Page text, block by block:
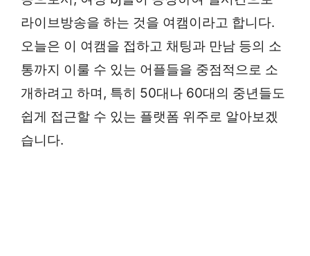
라이브방송을 하는 것을 여캠이라고 합니다.
오늘은 이 여캠을 접하고 채팅과 만남 등의 소
통까지 이룰 수 있는 어플들을 중점적으로 소
개하려고 하며, 특히 50대나 60대의 중년들도
쉽게 접근할 수 있는 플랫폼 위주로 알아보겠
습니다.